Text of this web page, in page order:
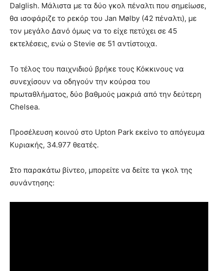
Dalglish. Μάλιστα με τα δύο γκολ πέναλτι που σημείωσε,
θα ισοφάριζε το ρεκόρ του Jan Mølby (42 πέναλτι), με
τον μεγάλο Δανό όμως να το είχε πετύχει σε 45
εκτελέσεις, ενώ ο Stevie σε 51 αντίστοιχα.
Το τέλος του παιχνιδιού βρήκε τους Κόκκινους να
συνεχίσουν να οδηγούν την κούρσα του
πρωταθλήματος, δύο βαθμούς μακριά από την δεύτερη
Chelsea.
Προσέλευση κοινού στο Upton Park εκείνο το απόγευμα
Κυριακής, 34.977 θεατές.
Στο παρακάτω βίντεο, μπορείτε να δείτε τα γκολ της
συνάντησης: